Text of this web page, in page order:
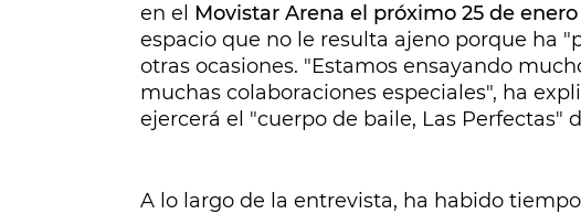
en el Movistar Arena el próximo 25 de
espacio que no le resulta ajeno porque ha
otras ocasiones. "Estamos ensayando
muchas colaboraciones especiales", ha
ejercerá el "cuerpo de baile, Las Perfectas"
A lo largo de la entrevista, ha habido